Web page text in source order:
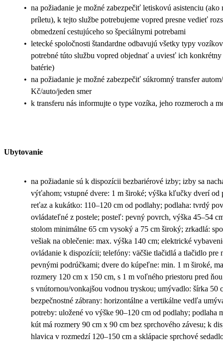
• na požiadanie je možné zabezpečiť letiskovú asistenciu
príletu), k tejto službe potrebujeme vopred presne vedieť
obmedzení cestujúceho so špeciálnymi potrebami
• letecké spoločnosti štandardne odbavujú všetky typy
potrebné túto službu vopred objednať a uviesť ich
batérie)
• na požiadanie je možné zabezpečiť súkromný transfer
Kč/auto/jeden smer
• k transferu nás informujte o type vozíka, jeho rozmeroch a
Ubytovanie
• na požiadanie sú k dispozícii bezbariérové izby; izby sa
výťahom; vstupné dvere: 1 m široké; výška kľučky dverí od
reťaz a kukátko: 110–120 cm od podlahy; podlaha: tvrdý
ovládateľné z postele; posteľ: pevný povrch, výška 45–54
stolom minimálne 65 cm vysoký a 75 cm široký; zrkadlá:
vešiak na oblečenie: max. výška 140 cm; elektrické
ovládanie k dispozícii; telefóny: väčšie tlačidlá a tlačidlo pre
pevnými podrúčkami; dvere do kúpeľne: min. 1 m široké,
rozmery 120 cm x 150 cm, s 1 m voľného priestoru pred
s vnútornou/vonkajšou vodnou tryskou; umývadlo: šírka 50
bezpečnostné zábrany: horizontálne a vertikálne vedľa
potreby: uložené vo výške 90–120 cm od podlahy; podlaha
kút má rozmery 90 cm x 90 cm bez sprchového závesu; k
hlavica v rozmedzí 120–150 cm a sklápacie sprchové